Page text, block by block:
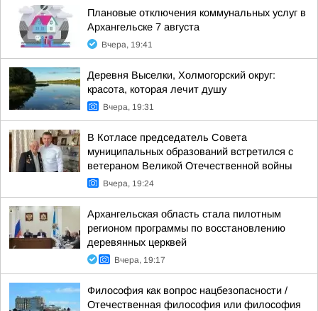
Плановые отключения коммунальных услуг в
Архангельске 7 августа
Вчера, 19:41
Деревня Выселки, Холмогорский округ:
красота, которая лечит душу
Вчера, 19:31
В Котласе председатель Совета
муниципальных образований встретился с
ветераном Великой Отечественной войны
Вчера, 19:24
Архангельская область стала пилотным
регионом программы по восстановлению
деревянных церквей
Вчера, 19:17
Философия как вопрос нацбезопасности /
Отечественная философия или философия